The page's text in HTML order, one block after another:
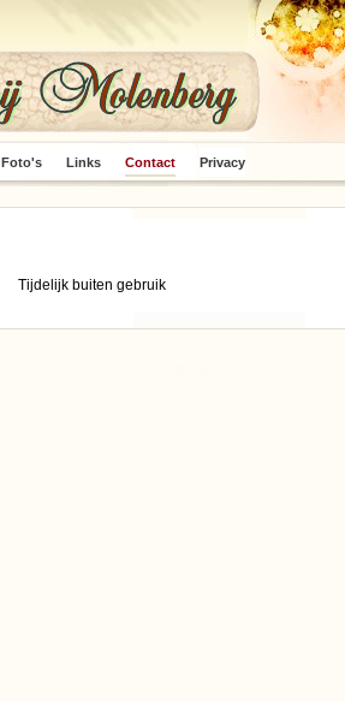
Foto's Links Contact Privacy
Tijdelijk buiten gebruik